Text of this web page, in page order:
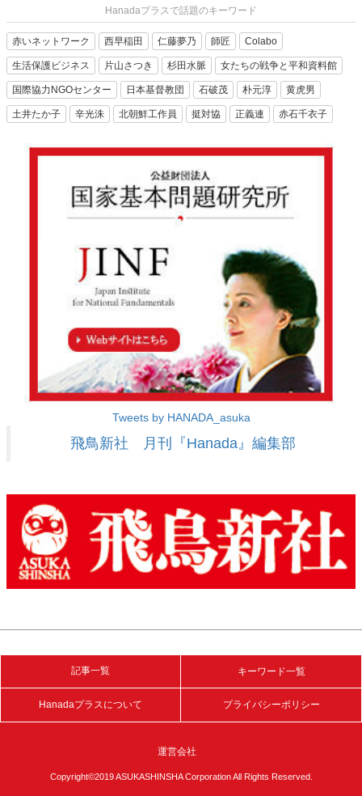
Hanadaプラスで話題のキーワード
赤いネットワーク 西早稲田 仁藤夢乃 師匠 Colabo
生活保護ビジネス 片山さつき 杉田水脈 女たちの戦争と平和資料館
国際協力NGOセンター 日本基督教団 石破茂 朴元淳 黄虎男
土井たか子 辛光洙 北朝鮮工作員 挺対協 正義連 赤石千衣子
Tweets by HANADA_asuka
飛鳥新社 月刊『Hanada』編集部
記事一覧 キーワード一覧
Hanadaプラスについて プライバシーポリシー
運営会社
Copyright©2019 ASUKASHINSHA Corporation All Rights Reserved.